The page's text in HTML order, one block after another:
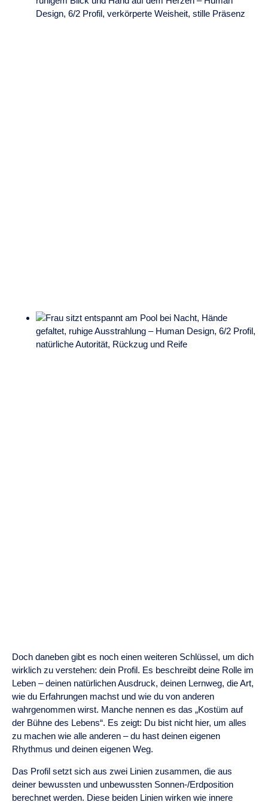
Doch daneben gibt es noch einen weiteren Schlüssel, um dich
wirklich zu verstehen: dein Profil. Es beschreibt deine Rolle im
Leben – deinen natürlichen Ausdruck, deinen Lernweg, die Art,
wie du Erfahrungen machst und wie du von anderen
wahrgenommen wirst. Manche nennen es das „Kostüm auf
der Bühne des Lebens“. Es zeigt: Du bist nicht hier, um alles
zu machen wie alle anderen – du hast deinen eigenen
Rhythmus und deinen eigenen Weg.
Das Profil setzt sich aus zwei Linien zusammen, die aus
deiner bewussten und unbewussten Sonnen-/Erdposition
berechnet werden. Diese beiden Linien wirken wie innere